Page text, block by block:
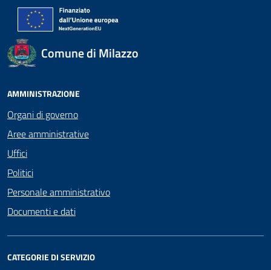
Comune di Milazzo
AMMINISTRAZIONE
Organi di governo
Aree amministrative
Uffici
Politici
Personale amministrativo
Documenti e dati
CATEGORIE DI SERVIZIO